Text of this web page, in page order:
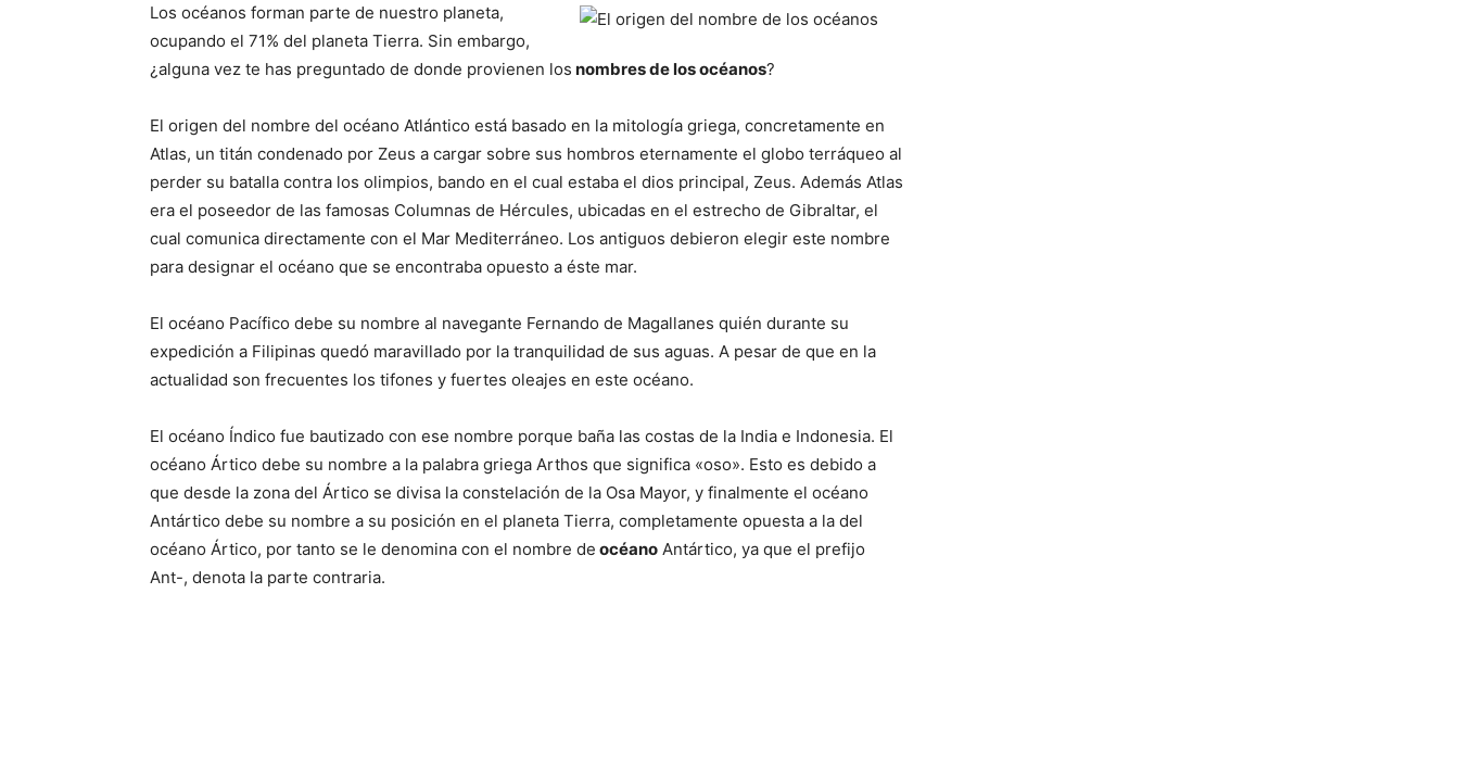
Curiosas
del
Los océanos forman parte de nuestro planeta,
ocupando el 71% del planeta Tierra. Sin embargo,
¿alguna vez te has preguntado de donde provienen los nombres de los océanos?
El origen del nombre del océano Atlántico está basado en la mitología griega, concretamente en
Atlas, un titán condenado por Zeus a cargar sobre sus hombros eternamente el globo terráqueo al
perder su batalla contra los olimpios, bando en el cual estaba el dios principal, Zeus. Además Atlas
era el poseedor de las famosas Columnas de Hércules, ubicadas en el estrecho de Gibraltar, el
cual comunica directamente con el Mar Mediterráneo. Los antiguos debieron elegir este nombre
para designar el océano que se encontraba opuesto a éste mar.
El océano Pacífico debe su nombre al navegante Fernando de Magallanes quién durante su
expedición a Filipinas quedó maravillado por la tranquilidad de sus aguas. A pesar de que en la
actualidad son frecuentes los tifones y fuertes oleajes en este océano.
El océano Índico fue bautizado con ese nombre porque baña las costas de la India e Indonesia. El
océano Ártico debe su nombre a la palabra griega Arthos que significa «oso». Esto es debido a
que desde la zona del Ártico se divisa la constelación de la Osa Mayor, y finalmente el océano
Antártico debe su nombre a su posición en el planeta Tierra, completamente opuesta a la del
océano Ártico, por tanto se le denomina con el nombre de océano Antártico, ya que el prefijo
Ant-, denota la parte contraria.